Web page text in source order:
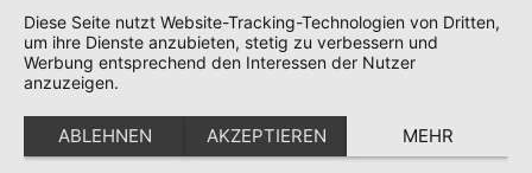
Diese Seite nutzt Website-Tracking-Technologien von Dritten,
um ihre Dienste anzubieten, stetig zu verbessern und
Werbung entsprechend den Interessen der Nutzer
anzuzeigen.
ABLEHNEN AKZEPTIEREN MEHR